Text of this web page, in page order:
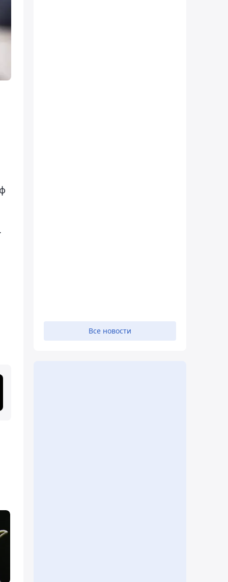
Все новости